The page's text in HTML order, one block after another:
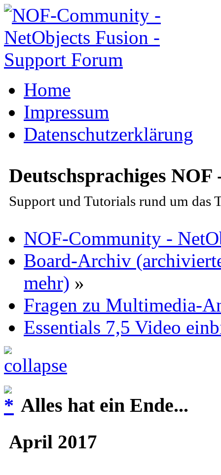
Home
Impressum
Datenschutzerklärung
Deutschsprachiges NOF
Support und Tutorials rund um das
NOF-Community -
Board-Archiv
mehr) »
Fragen zu Multimedia-
Essentials 7,5 Video
Alles hat ein Ende...
April 2017